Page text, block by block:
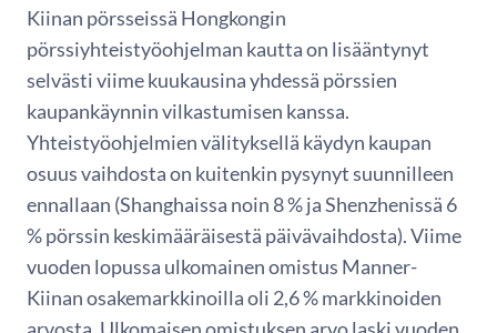
Kiinan pörsseissä Hongkongin
pörssiyhteistyöohjelman kautta on lisääntynyt
selvästi viime kuukausina yhdessä pörssien
kaupankäynnin vilkastumisen kanssa.
Yhteistyöohjelmien välityksellä käydyn kaupan
osuus vaihdosta on kuitenkin pysynyt suunnilleen
ennallaan (Shanghaissa noin 8 % ja Shenzhenissä 6
% pörssin keskimääräisestä päivävaihdosta). Viime
vuoden lopussa ulkomainen omistus Manner-
Kiinan osakemarkkinoilla oli 2,6 % markkinoiden